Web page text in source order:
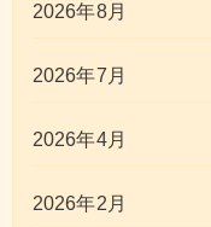
2026年8月
2026年7月
2026年4月
2026年2月